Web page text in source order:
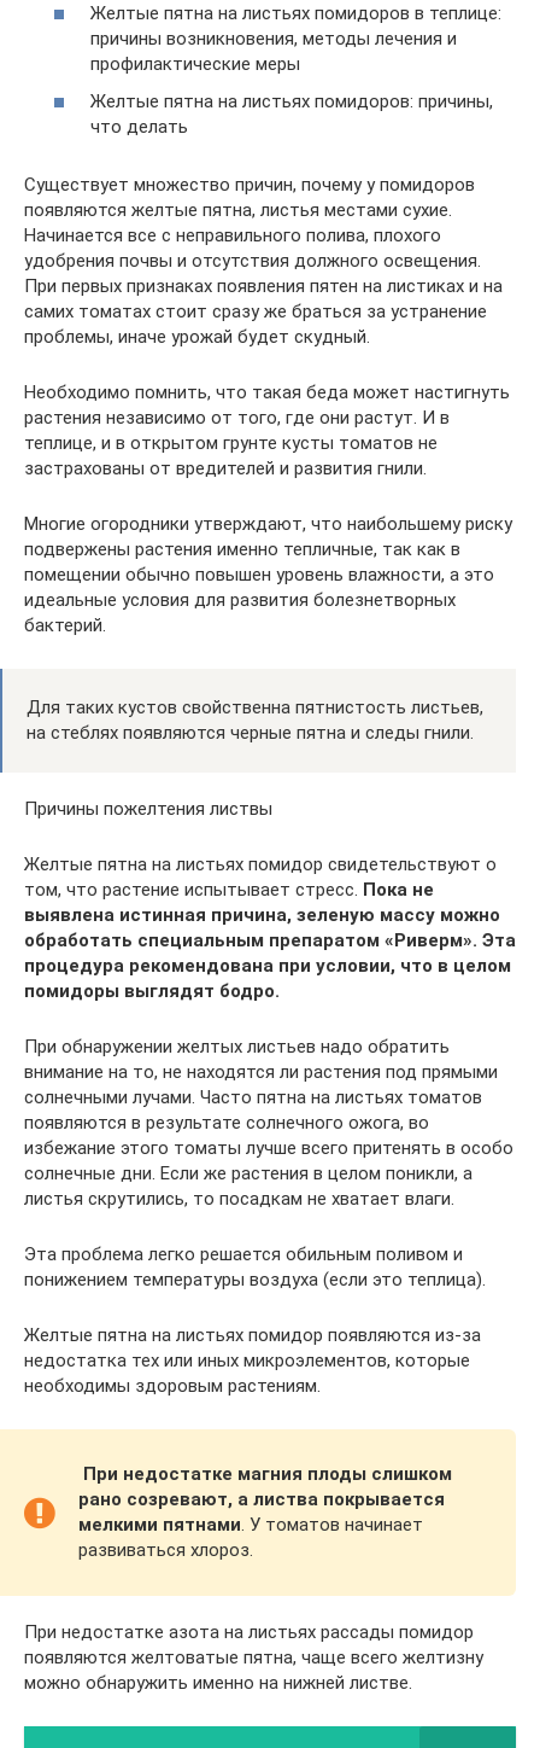
Желтые пятна на листьях помидоров в теплице:
причины возникновения, методы лечения и
профилактические меры
Желтые пятна на листьях помидоров: причины,
что делать
Существует множество причин, почему у помидоров
появляются желтые пятна, листья местами сухие.
Начинается все с неправильного полива, плохого
удобрения почвы и отсутствия должного освещения.
При первых признаках появления пятен на листиках и на
самих томатах стоит сразу же браться за устранение
проблемы, иначе урожай будет скудный.
Необходимо помнить, что такая беда может настигнуть
растения независимо от того, где они растут. И в
теплице, и в открытом грунте кусты томатов не
застрахованы от вредителей и развития гнили.
Многие огородники утверждают, что наибольшему риску
подвержены растения именно тепличные, так как в
помещении обычно повышен уровень влажности, а это
идеальные условия для развития болезнетворных
бактерий.
Для таких кустов свойственна пятнистость листьев,
на стеблях появляются черные пятна и следы гнили.
Причины пожелтения листвы
Желтые пятна на листьях помидор свидетельствуют о
том, что растение испытывает стресс. Пока не
выявлена истинная причина, зеленую массу можно
обработать специальным препаратом «Риверм». Эта
процедура рекомендована при условии, что в целом
помидоры выглядят бодро.
При обнаружении желтых листьев надо обратить
внимание на то, не находятся ли растения под прямыми
солнечными лучами. Часто пятна на листьях томатов
появляются в результате солнечного ожога, во
избежание этого томаты лучше всего притенять в особо
солнечные дни. Если же растения в целом поникли, а
листья скрутились, то посадкам не хватает влаги.
Эта проблема легко решается обильным поливом и
понижением температуры воздуха (если это теплица).
Желтые пятна на листьях помидор появляются из-за
недостатка тех или иных микроэлементов, которые
необходимы здоровым растениям.
При недостатке магния плоды слишком
рано созревают, а листва покрывается
мелкими пятнами. У томатов начинает
развиваться хлороз.
При недостатке азота на листьях рассады помидор
появляются желтоватые пятна, чаще всего желтизну
можно обнаружить именно на нижней листве.